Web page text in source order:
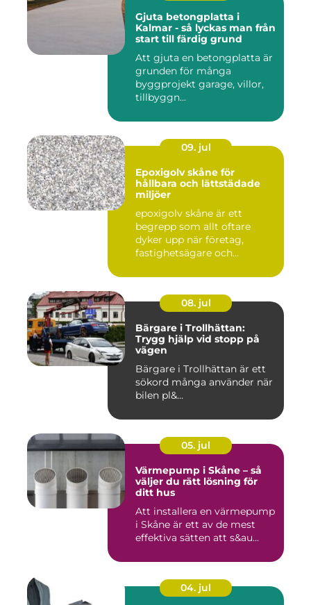
Gjuta betongplatta i
Kalmar - så lyckas man från
start till färdig grund
Att gjuta en betongplatta är
grunden för många
byggprojekt garage, villor,
tillbyggn...
09. jul
Epoxigolv skåne för
hållbara och lättstädade
miljöer
epoxigolv skåne är ett
begrepp som allt oftare
dyker upp när företag,
fastighetsägare och
08. jul
Bärgare i Trollhättan:
Trygg hjälp vid stopp på
vägen
Bärgare i Trollhättan är ett
sökord många använder när
bilen pl&...
05. jul
Värmepump i Skåne – så
väljer du rätt lösning för
ditt hus
Att installera en värmepump
i Skåne är ett av de mest
effektiva sätten att s&au...
04. jul